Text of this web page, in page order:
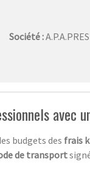
Société :
avec
budgets des frais
de transport